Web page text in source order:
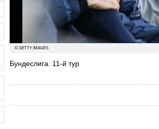
© GETTY IMAGES
Бундеслига. 11-й тур